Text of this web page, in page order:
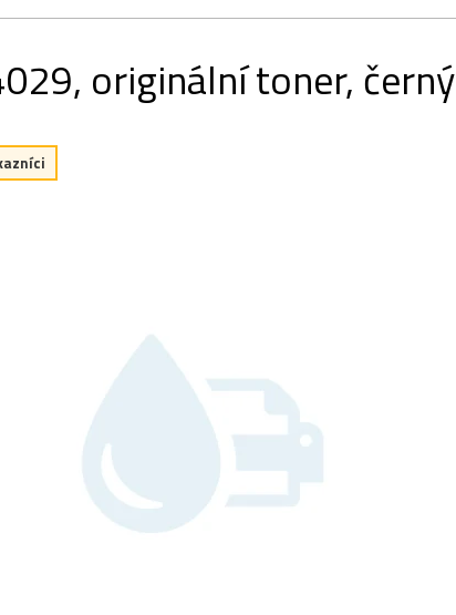
originální toner, černý